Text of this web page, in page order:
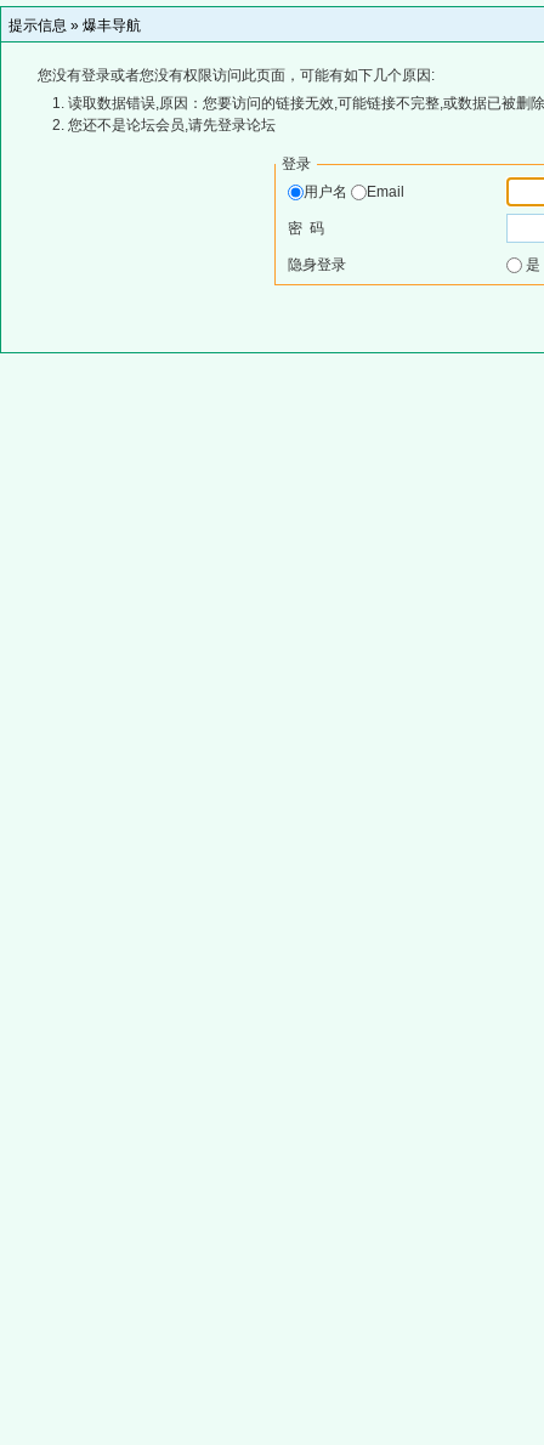
提示信息 » 爆丰导航
您没有登录或者您没有权限访问此页面，可能有如下几个原因:
读取数据错误,原因：您要访问的链接无效,可能链接不完整,或数据已被删
您还不是论坛会员,请先登录论坛
登录
用户名
Email
密 码
隐身登录